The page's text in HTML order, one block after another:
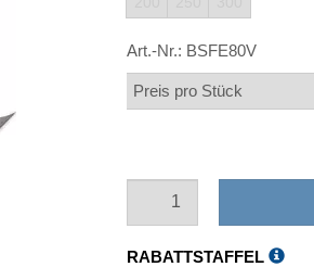
Art.-Nr.: BSFE80V
Preis pro Stück
RABATTSTAFFEL